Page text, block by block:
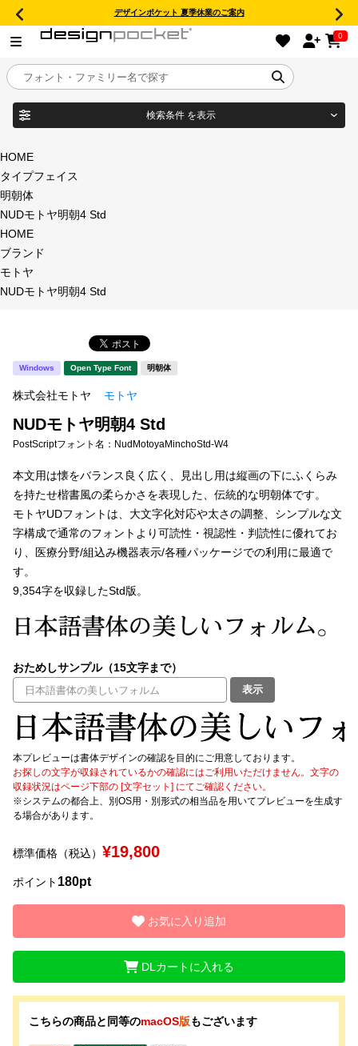
デザインポケット 夏季休業のご案内
0
目的別フォントガイド
特集
年間ライセンス商品
新着一覧
マイページ
お気に入り
ご利用ガイド
よくあるご質問
お問い合わせ
検索条件 を表示
商品名
フォント形式
タイプフェイス
明朝体
宋朝体
教科書体 行書体
草書体 勘亭流
江戸文字 デザイン毛筆
太さ・ウェイト
セット or 単体
文字種類
価格帯
〜
HOME
タイプフェイス
明朝体
NUDモトヤ明朝4 Std
HOME
ブランド
モトヤ
NUDモトヤ明朝4 Std
Windows Open Type Font 明朝体
株式会社モトヤ モトヤ
NUDモトヤ明朝4 Std
PostScriptフォント名： NudMotoyaMinchoStd-W4
本文用は懐をバランス良く広く、見出し用は縦画の下にふくらみ
を持たせ楷書風の柔らかさを表現した、伝統的な明朝体です。
モトヤUDフォントは、大文字化対応や太さの調整、シンプルな文
字構成で通常のフォントより可読性・視認性・判読性に優れてお
り、医療分野/組込み機器表示/各種パッケージでの利用に最適で
す。
9,354字を収録したStd版。
おためしサンプル（15文字まで）
表示
本プレビューは書体デザインの確認を目的にご用意しております。
お探しの文字が収録されているかの確認にはご利用いただけません。文字の
収録状況はページ下部の [文字セット] にてご確認ください。
※システムの都合上、別OS用・別形式の相当品を用いてプレビューを生成す
る場合があります。
標準価格（税込） ¥19,800
ポイント 180pt
お気に入り追加
DLカートに入れる
こちらの商品と同等のmacOS版もございます